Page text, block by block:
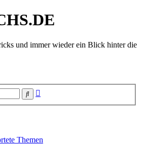
und immer wieder ein Blick hinter die
Suche
Themen